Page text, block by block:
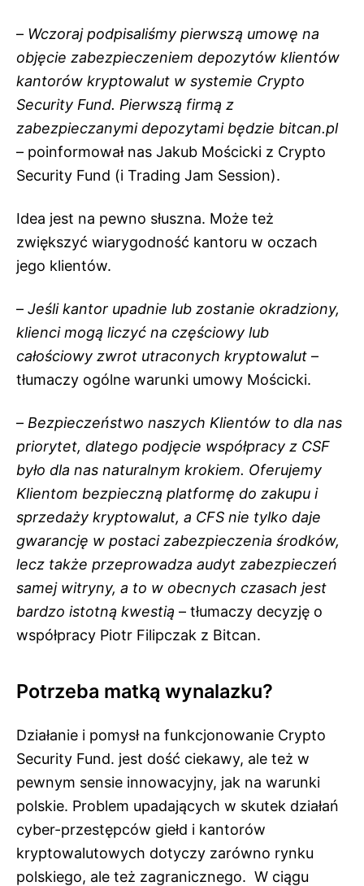
– Wczoraj podpisaliśmy pierwszą umowę na
objęcie zabezpieczeniem depozytów klientów
kantorów kryptowalut w systemie Crypto
Security Fund. Pierwszą firmą z
zabezpieczanymi depozytami będzie bitcan.pl
– poinformował nas Jakub Mościcki z Crypto
Security Fund (i Trading Jam Session).
Idea jest na pewno słuszna. Może też
zwiększyć wiarygodność kantoru w oczach
jego klientów.
– Jeśli kantor upadnie lub zostanie okradziony,
klienci mogą liczyć na częściowy lub
całościowy zwrot utraconych kryptowalut –
tłumaczy ogólne warunki umowy Mościcki.
– Bezpieczeństwo naszych Klientów to dla nas
priorytet, dlatego podjęcie współpracy z CSF
było dla nas naturalnym krokiem. Oferujemy
Klientom bezpieczną platformę do zakupu i
sprzedaży kryptowalut, a CFS nie tylko daje
gwarancję w postaci zabezpieczenia środków,
lecz także przeprowadza audyt zabezpieczeń
samej witryny, a to w obecnych czasach jest
bardzo istotną kwestią – tłumaczy decyzję o
współpracy Piotr Filipczak z Bitcan.
Potrzeba matką wynalazku?
Działanie i pomysł na funkcjonowanie Crypto
Security Fund. jest dość ciekawy, ale też w
pewnym sensie innowacyjny, jak na warunki
polskie. Problem upadających w skutek działań
cyber-przestępców giełd i kantorów
kryptowalutowych dotyczy zarówno rynku
polskiego, ale też zagranicznego. W ciągu